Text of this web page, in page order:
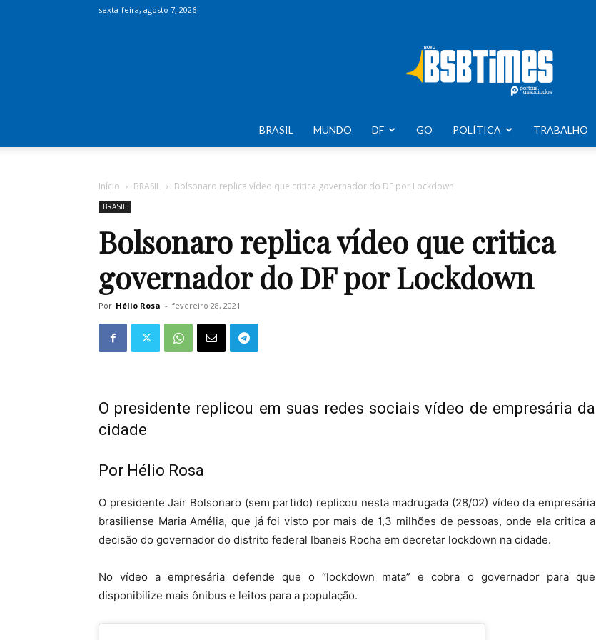
sexta-feira, agosto 7, 2026
Times
BRASIL MUNDO DF GO POLÍTICA TRABALHO
Início BRASIL Bolsonaro replica vídeo que critica governador do DF por Lockdown
BRASIL
Bolsonaro replica vídeo que critica
governador do DF por Lockdown
Por Hélio Rosa - fevereiro 28, 2021
O presidente replicou em suas redes sociais vídeo de empresária da
cidade
Por Hélio Rosa
O presidente Jair Bolsonaro (sem partido) replicou nesta madrugada (28/02) vídeo da empresária
brasiliense Maria Amélia, que já foi visto por mais de 1,3 milhões de pessoas, onde ela critica a
decisão do governador do distrito federal Ibaneis Rocha em decretar lockdown na cidade.
No vídeo a empresária defende que o “lockdown mata” e cobra o governador para que
disponibilize mais ônibus e leitos para a população.